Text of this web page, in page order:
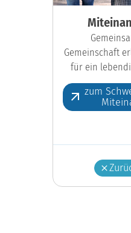
Gemeinschaft
für ein
zum